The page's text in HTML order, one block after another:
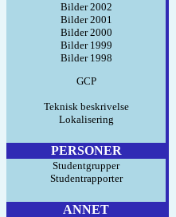
Bilder 2002
Bilder 2001
Bilder 2000
Bilder 1999
Bilder 1998
GCP
Teknisk beskrivelse
Lokalisering
PERSONER
Studentgrupper
Studentrapporter
ANNET